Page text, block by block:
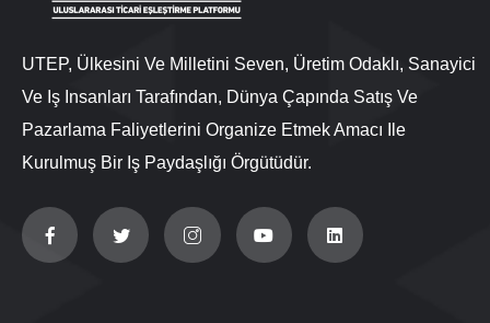
UTEP, Ülkesini Ve Milletini Seven, Üretim Odaklı, Sanayici
Ve Iş Insanları Tarafından, Dünya Çapında Satış Ve
Pazarlama Faliyetlerini Organize Etmek Amacı Ile
Kurulmuş Bir Iş Paydaşlığı Örgütüdür.